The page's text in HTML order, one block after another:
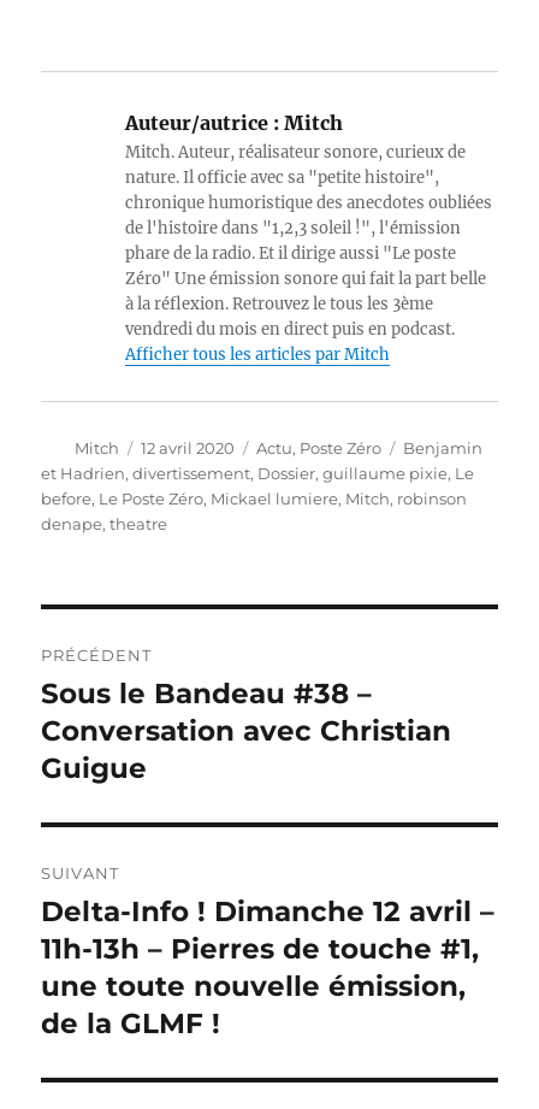
Auteur/autrice : Mitch
Mitch. Auteur, réalisateur sonore, curieux de
nature. Il officie avec sa "petite histoire",
chronique humoristique des anecdotes oubliées
de l'histoire dans "1,2,3 soleil !", l'émission
phare de la radio. Et il dirige aussi "Le poste
Zéro" Une émission sonore qui fait la part belle
à la réflexion. Retrouvez le tous les 3ème
vendredi du mois en direct puis en podcast.
Afficher tous les articles par Mitch
Auteur
Mitch
Publié
le
12 avril 2020 Catégories
Actu, Poste Zéro Étiquettes
Benjamin
et Hadrien,divertissement, Dossier,guillaume pixie, Le
before, Le Poste Zéro, Mickael lumiere, Mitch, robinson
denape,theatre
de
l’article
PRÉCÉDENT
Publication
précédente :
Sous le Bandeau #38 –
Conversation avec Christian
Guigue
SUIVANT
Publication
suivante :
Delta-Info ! Dimanche 12 avril –
11h-13h – Pierres de touche #1,
une toute nouvelle émission,
de la GLMF !